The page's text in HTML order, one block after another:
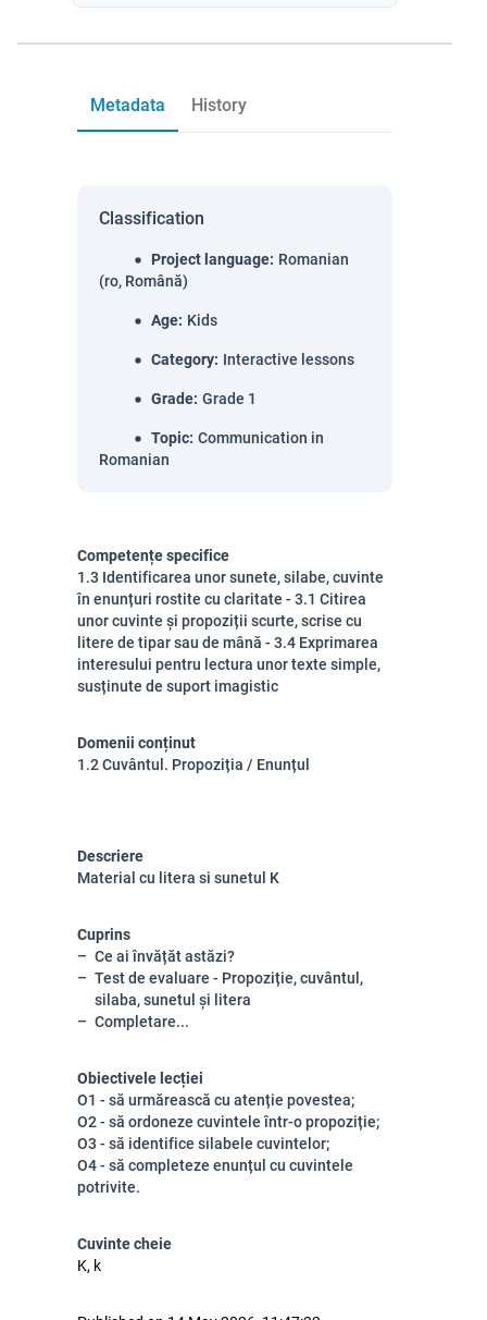
Metadata History
Classification
Project language: Romanian
(ro, Română)
Age: Kids
Category: Interactive lessons
Grade: Grade 1
Topic: Communication in
Romanian
Competențe specifice
1.3 Identificarea unor sunete, silabe, cuvinte
în enunțuri rostite cu claritate - 3.1 Citirea
unor cuvinte și propoziții scurte, scrise cu
litere de tipar sau de mână - 3.4 Exprimarea
interesului pentru lectura unor texte simple,
susținute de suport imagistic
Domenii conținut
1.2 Cuvântul. Propoziția / Enunțul
Descriere
Material cu litera si sunetul K
Cuprins
Ce ai învățăt astăzi?
Test de evaluare - Propoziție, cuvântul,
silaba, sunetul și litera
Completare...
Obiectivele lecției
O1 - să urmărească cu atenție povestea;
O2 - să ordoneze cuvintele într-o propoziție;
O3 - să identifice silabele cuvintelor;
O4 - să completeze enunțul cu cuvintele
potrivite.
Cuvinte cheie
K, k